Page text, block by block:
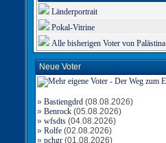
Länderportrait
Pokal-Vitrine
Alle bisherigen Voter von Palästina
Neue Voter
» Bastiengdrd (08.08.2026)
» Benrock (05.08.2026)
» wfsdts (04.08.2026)
» Rolfe (02.08.2026)
» pchgr (01.08.2026)